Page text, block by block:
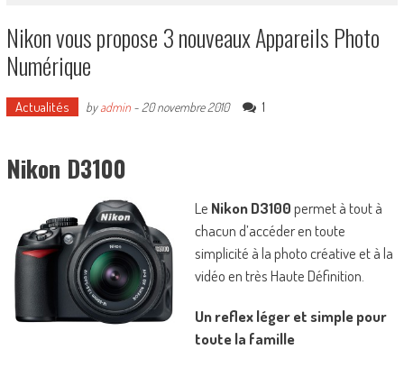
Nikon vous propose 3 nouveaux Appareils Photo
Numérique
Actualités byadmin- 20 novembre 2010 1
Nikon D3100
Le Nikon D3100permet à tout à
chacun d’accéder en toute
simplicité à la photo créative et à la
vidéo en très Haute Définition.
Un reflex léger et simple pour
toute la famille